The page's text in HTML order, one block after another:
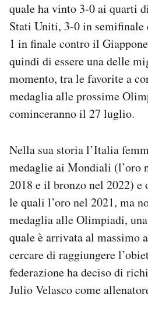
quale ha vinto 3-0 ai quarti
Stati Uniti, 3-0 in semifinale
1 in finale contro il
quindi di essere una delle
momento, tra le favorite a
medaglia alle prossime
cominceranno il 27 luglio.
Nella sua storia l’Italia
medaglie ai Mondiali (l’oro
2018 e il bronzo nel 2022)
le quali l’oro nel 2021, ma
medaglia alle Olimpiadi,
quale è arrivata al massimo
cercare di raggiungere
federazione ha deciso di
Julio Velasco come